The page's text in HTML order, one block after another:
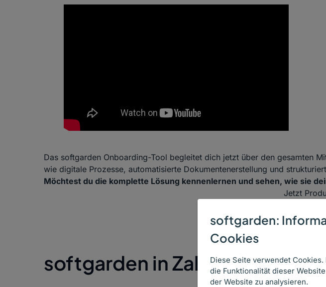
softgarden:
Cookies
Diese Seite verwendet Cookies.
die Funktionalität dieser
der Website zu analysieren.
Das softgarden Onboarding-Tool begleitet dich jetzt über den gesamten
wie digitale Prozesse, automatisierte Dokumentenerstellung und
Möchtest du die komplette Lösung kennenlernen und sehen, wie sie
Jetzt
softgarden in Zahlen